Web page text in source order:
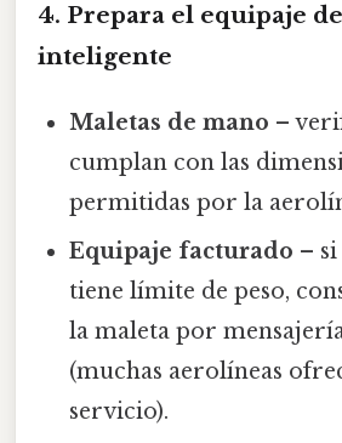
4. Prepara el equipaje
inteligente
Maletas de mano –
cumplan con las
permitidas por la
Equipaje facturado –
tiene límite de peso,
la maleta por
(muchas aerolíneas
servicio).